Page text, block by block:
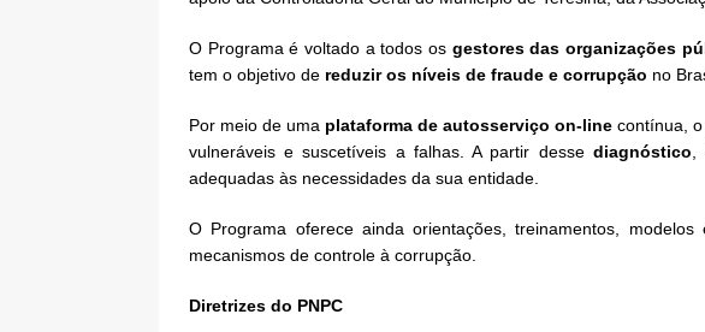
O Programa é voltado a todos os gestores das organizações
tem o objetivo de reduzir os níveis de fraude e corrupção no
Por meio de uma plataforma de autosserviço on-line contínua,
vulneráveis e suscetíveis a falhas. A partir desse diagnóstico
adequadas às necessidades da sua entidade.
O Programa oferece ainda orientações, treinamentos,
mecanismos de controle à corrupção.
Diretrizes do PNPC